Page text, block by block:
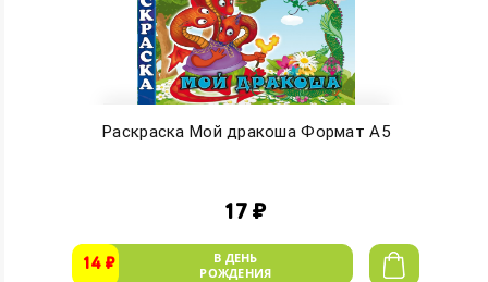
Раскраска Мой дракоша Формат А5
17 ₽
14 ₽
В ДЕНЬ
РОЖДЕНИЯ